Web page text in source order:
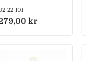
22-101
kr